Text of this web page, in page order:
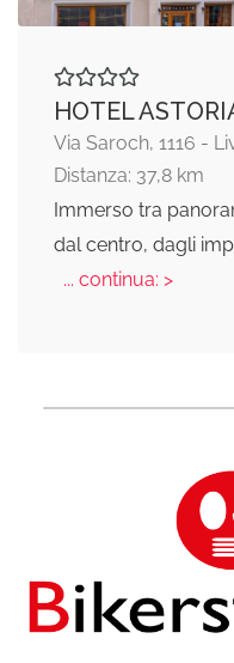
HOTEL
Via Saroch, 1116 -
Distanza: 37,8 km
Immerso tra
dal centro, dagli
... continua: >